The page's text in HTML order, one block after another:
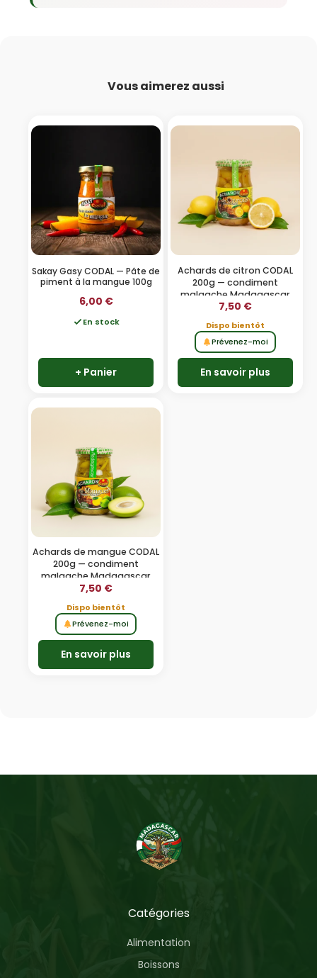
Vous aimerez aussi
Sakay Gasy CODAL — Pâte de
piment à la mangue 100g
6,00 €
En stock
+ Panier
Achards de citron CODAL
200g — condiment
malgache Madagascar
7,50 €
Dispo bientôt
Prévenez-moi
En savoir plus
Achards de mangue CODAL
200g — condiment
malgache Madagascar
7,50 €
Dispo bientôt
Prévenez-moi
En savoir plus
Catégories
Alimentation
Boissons